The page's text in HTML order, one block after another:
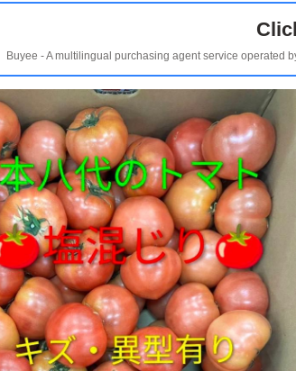
Buyee - A multilingual purchasing agent service operated